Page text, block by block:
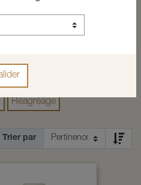
Réagréage
Trier par